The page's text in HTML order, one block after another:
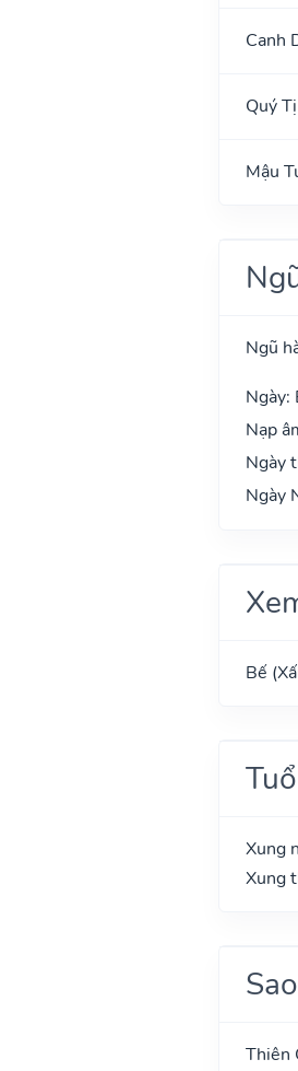
Canh
Quý
Mậu
Ngũ
Ngày:
Nạp
Ngày
Ngày
Bế
Xung
Xung
Thiên